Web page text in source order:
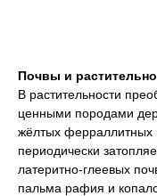
Почвы и
В растительности
ценными породами
жёлтых ферраллитных
периодически
латеритно-глеевых
пальма рафия и